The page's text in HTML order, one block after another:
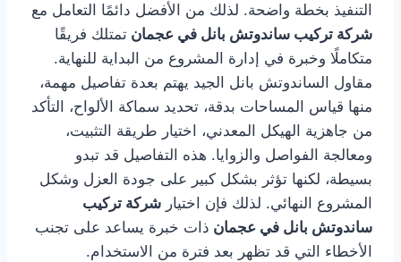
التنفيذ بخطة واضحة. لذلك من الأفضل دائمًا التعامل مع
شركة تركيب ساندوتش بانل في عجمان تمتلك فريقًا
متكاملًا وخبرة في إدارة المشروع من البداية للنهاية.
مقاول الساندوتش بانل الجيد يهتم بعدة تفاصيل مهمة،
منها قياس المساحات بدقة، تحديد سماكة الألواح، التأكد
من جاهزية الهيكل المعدني، اختيار طريقة التثبيت،
ومعالجة الفواصل والزوايا. هذه التفاصيل قد تبدو
بسيطة، لكنها تؤثر بشكل كبير على جودة العزل وشكل
المشروع النهائي. لذلك فإن اختيار شركة تركيب
ساندوتش بانل في عجمان ذات خبرة يساعد على تجنب
الأخطاء التي قد تظهر بعد فترة من الاستخدام.